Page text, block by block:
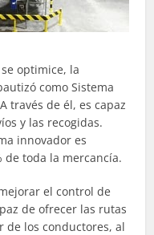
optimice, la
como Sistema
través de él, es capaz
y las recogidas.
innovador es
de toda la mercancía.
el control de
de ofrecer las rutas
de los conductores, al